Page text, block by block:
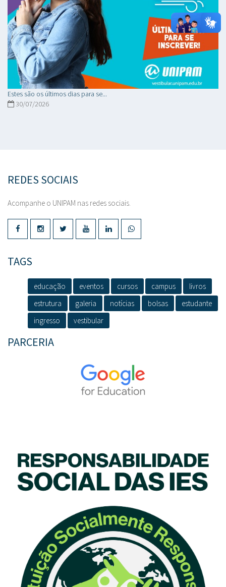
Estes são os últimos dias para se...
30/07/2026
REDES SOCIAIS
Acompanhe o UNIPAM nas redes sociais.
TAGS
educação eventos cursos campus
livros
estrutura
galeria notícias bolsas
estudante
ingresso
vestibular
PARCERIA